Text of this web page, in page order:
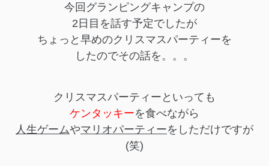
今回グランピングキャンプの
2日目を話す予定でしたが
ちょっと早めのクリスマスパーティーを
したのでその話を。。。
クリスマスパーティーといっても
ケンタッキーを食べながら
人生ゲームやマリオパーティーをしただけですが
(笑)